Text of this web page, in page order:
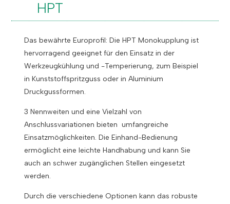
HPT
Das bewährte Europrofil: DieHPT Monokupplung ist
hervorragend geeignet für den Einsatz in der
Werkzeugkühlung und -Temperierung, zum Beispiel
in Kunststoffspritzguss oder in Aluminium
Druckgussformen.
3 Nennweiten und eine Vielzahl von
Anschlussvariationen bieten umfangreiche
Einsatzmöglichkeiten.Die Einhand-Bedienung
ermöglicht eine leichte Handhabung und kann Sie
auch an schwer zugänglichen Stellen eingesetzt
werden.
Durch die verschiedene Optionen kann das robuste